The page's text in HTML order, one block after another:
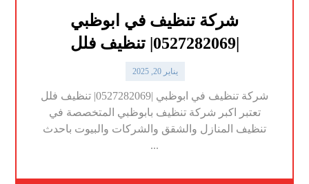
شركة تنظيف في ابوظبي
|0527282069| تنظيف فلل
يناير 20, 2025
شركة تنظيف في ابوظبي |0527282069| تنظيف فلل
تعتبر اكبر شركة تنظيف بابوظبي المتخصصة في
تنظيف المنازل والشقق والشركات والبيوت باحدث
...